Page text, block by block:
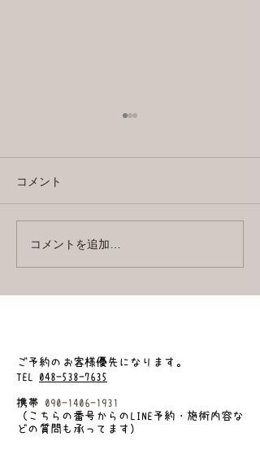
なんでも、なかなか続けられ
ない自分。 ブログもこの通り
かなり久しぶりになってしま
っていて。 ただ新しい年号が
スタートしたので 自分もそれ
正直、新年号スタートしても
が、...
コメント
コメントを追加…
​ご予約のお客様優先になります 。
TEL 048-538-7635
携帯
090-1406-1931
（こちらの番号からのLINE予約・施術内容な
どの質問も承ってます）